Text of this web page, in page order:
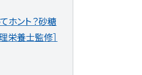
ホント？砂糖
栄養士監修］